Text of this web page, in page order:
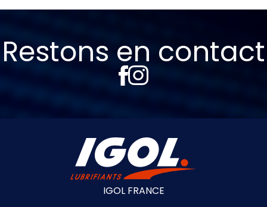
Restons en contact
IGOL FRANCE